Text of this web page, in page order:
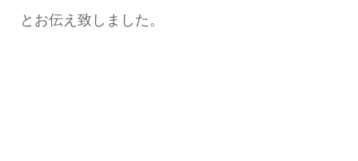
とお伝え致しました。